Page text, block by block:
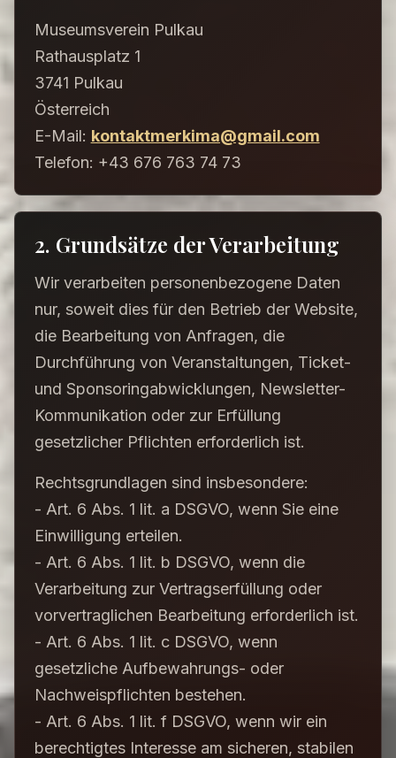
Museumsverein Pulkau
Rathausplatz 1
3741 Pulkau
Österreich
E-Mail: kontaktmerkima@gmail.com
Telefon: +43 676 763 74 73
2. Grundsätze der Verarbeitung
Wir verarbeiten personenbezogene Daten
nur, soweit dies für den Betrieb der Website,
die Bearbeitung von Anfragen, die
Durchführung von Veranstaltungen, Ticket-
und Sponsoringabwicklungen, Newsletter-
Kommunikation oder zur Erfüllung
gesetzlicher Pflichten erforderlich ist.
Rechtsgrundlagen sind insbesondere:
- Art. 6 Abs. 1 lit. a DSGVO, wenn Sie eine
Einwilligung erteilen.
- Art. 6 Abs. 1 lit. b DSGVO, wenn die
Verarbeitung zur Vertragserfüllung oder
vorvertraglichen Bearbeitung erforderlich ist.
- Art. 6 Abs. 1 lit. c DSGVO, wenn
gesetzliche Aufbewahrungs- oder
Nachweispflichten bestehen.
- Art. 6 Abs. 1 lit. f DSGVO, wenn wir ein
berechtigtes Interesse am sicheren, stabilen